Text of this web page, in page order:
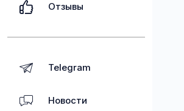
Отзывы
Telegram
Новости